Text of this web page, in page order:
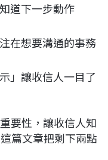
道下一步動作
在想要溝通的事務
」讓收信人一目了
要性，讓收信人知
篇文章把剩下兩點